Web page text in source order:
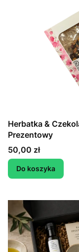
Herbatka &
Prezentowy
Cena
50,00 zł
Do koszyka